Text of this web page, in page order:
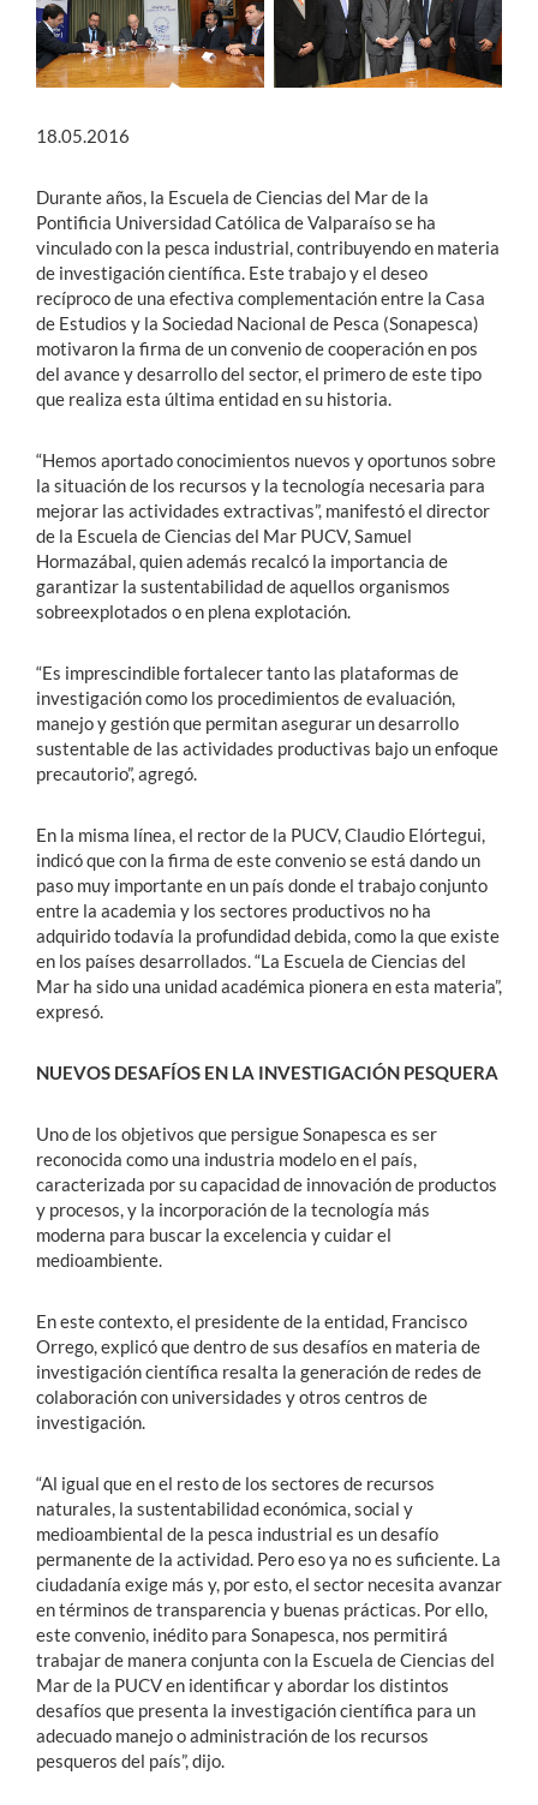
18.05.2016
Durante años, la Escuela de Ciencias del Mar de la
Pontificia Universidad Católica de Valparaíso se ha
vinculado con la pesca industrial, contribuyendo en materia
de investigación científica. Este trabajo y el deseo
recíproco de una efectiva complementación entre la Casa
de Estudios y la Sociedad Nacional de Pesca (Sonapesca)
motivaron la firma de un convenio de cooperación en pos
del avance y desarrollo del sector, el primero de este tipo
que realiza esta última entidad en su historia.
“Hemos aportado conocimientos nuevos y oportunos sobre
la situación de los recursos y la tecnología necesaria para
mejorar las actividades extractivas”, manifestó el director
de la Escuela de Ciencias del Mar PUCV, Samuel
Hormazábal, quien además recalcó la importancia de
garantizar la sustentabilidad de aquellos organismos
sobreexplotados o en plena explotación.
“Es imprescindible fortalecer tanto las plataformas de
investigación como los procedimientos de evaluación,
manejo y gestión que permitan asegurar un desarrollo
sustentable de las actividades productivas bajo un enfoque
precautorio”, agregó.
En la misma línea, el rector de la PUCV, Claudio Elórtegui,
indicó que con la firma de este convenio se está dando un
paso muy importante en un país donde el trabajo conjunto
entre la academia y los sectores productivos no ha
adquirido todavía la profundidad debida, como la que existe
en los países desarrollados. “La Escuela de Ciencias del
Mar ha sido una unidad académica pionera en esta materia”,
expresó.
NUEVOS DESAFÍOS EN LA INVESTIGACIÓN PESQUERA
Uno de los objetivos que persigue Sonapesca es ser
reconocida como una industria modelo en el país,
caracterizada por su capacidad de innovación de productos
y procesos, y la incorporación de la tecnología más
moderna para buscar la excelencia y cuidar el
medioambiente.
En este contexto, el presidente de la entidad, Francisco
Orrego, explicó que dentro de sus desafíos en materia de
investigación científica resalta la generación de redes de
colaboración con universidades y otros centros de
investigación.
“Al igual que en el resto de los sectores de recursos
naturales, la sustentabilidad económica, social y
medioambiental de la pesca industrial es un desafío
permanente de la actividad. Pero eso ya no es suficiente. La
ciudadanía exige más y, por esto, el sector necesita avanzar
en términos de transparencia y buenas prácticas. Por ello,
este convenio, inédito para Sonapesca, nos permitirá
trabajar de manera conjunta con la Escuela de Ciencias del
Mar de la PUCV en identificar y abordar los distintos
desafíos que presenta la investigación científica para un
adecuado manejo o administración de los recursos
pesqueros del país”, dijo.